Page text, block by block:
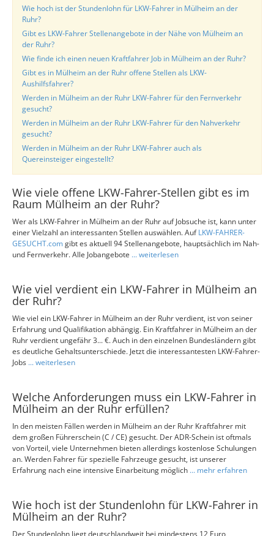
Wie hoch ist der Stundenlohn für LKW-Fahrer in Mülheim an der
Ruhr?
Gibt es LKW-Fahrer Stellenangebote in der Nähe von Mülheim an
der Ruhr?
Wie finde ich einen neuen Kraftfahrer Job in Mülheim an der Ruhr?
Gibt es in Mülheim an der Ruhr offene Stellen als LKW-
Aushilfsfahrer?
Werden in Mülheim an der Ruhr LKW-Fahrer für den Fernverkehr
gesucht?
Werden in Mülheim an der Ruhr LKW-Fahrer für den Nahverkehr
gesucht?
Werden in Mülheim an der Ruhr LKW-Fahrer auch als
Quereinsteiger eingestellt?
Wie viele offene LKW-Fahrer-Stellen gibt es im
Raum Mülheim an der Ruhr?
Wer als LKW-Fahrer in Mülheim an der Ruhr auf Jobsuche ist, kann unter
einer Vielzahl an interessanten Stellen auswählen. AufLKW-FAHRER-
GESUCHT.comgibt es aktuell 94 Stellenangebote, hauptsächlich im Nah-
und Fernverkehr. Alle Jobangebote ... weiterlesen
Wie viel verdient ein LKW-Fahrer in Mülheim an
der Ruhr?
Wie viel ein LKW-Fahrer in Mülheim an der Ruhr verdient, ist von seiner
Erfahrung und Qualifikation abhängig. Ein Kraftfahrer in Mülheim an der
Ruhr verdient ungefähr 3... €. Auch in den einzelnen Bundesländern gibt
es deutliche Gehaltsunterschiede. Jetzt die interessantesten LKW-Fahrer-
Jobs ... weiterlesen
Welche Anforderungen muss ein LKW-Fahrer in
Mülheim an der Ruhr erfüllen?
In den meisten Fällen werden in Mülheim an der Ruhr Kraftfahrer mit
dem großen Führerschein (C / CE) gesucht. Der ADR-Schein ist oftmals
von Vorteil, viele Unternehmen bieten allerdings kostenlose Schulungen
an. Werden Fahrer für spezielle Fahrzeuge gesucht, ist unserer
Erfahrung nach eine intensive Einarbeitung möglich ... mehr erfahren
Wie hoch ist der Stundenlohn für LKW-Fahrer in
Mülheim an der Ruhr?
Der Stundenlohn liegt deutschlandweit bei mindestens 12 Euro